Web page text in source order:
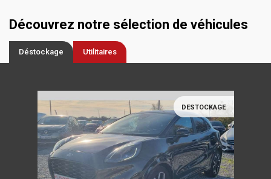
Découvrez notre sélection de véhicules
Déstockage Utilitaires
DESTOCKAGE